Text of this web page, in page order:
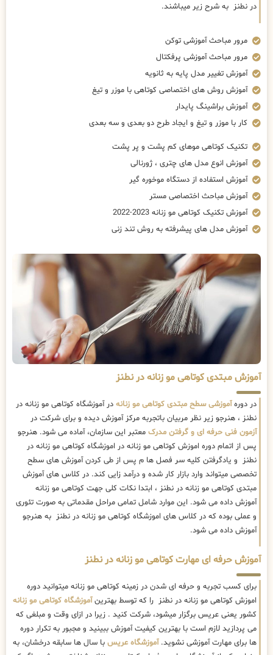
در نطنز به شرح زیر میباشند.
مرور مباحث آموزشی توکن
مرور مباحث آموزشی پرفکتال
آموزش تغییر مدل پایه به ثانویه
آموزش روش های اختصاصی کوتاهی با موزر و تیغ
آموزش براشینگ پایدار
کار با موزر و تیغ و ایجاد طرح دو بعدی و سه بعدی
تکنیک کوتاهی موهای کم پشت و پر پشت
آموزش انوع مدل های چتری ، ژورنالی
آموزش استفاده از دستگاه موخوره گیر
آموزش مباحث اختصاصی مستر
آموزش تکنیک کوتاهی مو زنانه 2023-2022
آموزش مدل های پیشرفته به روش تند زنی
آموزش مبتدی کوتاهی مو زنانه در نطنز
در دورهآموزشی سطح مبتدی کوتاهی مو زنانه در آموزشگاه کوتاهی مو زنانه در
نطنز ، هنرجو زیر نظر مربیان باتجربه مرکز آموزش دیده و برای شرکت در
آزمون فنی حرفه ای و گرفتن مدرک معتبر این سازمان، آماده می شود. هنرجو
پس از اتمام دوره اموزش کوتاهی مو زنانه در اموزشگاه کوتاهی مو زنانه در
نطنز و یادگرفتن کلیه سر فصل ها م پس از طی کردن آموزش های سطح
تخصصی میتواند وارد بازار کار شده و درآمد زایی کند. در کلاس های آموزش
مبتدی کوتاهی مو زنانه در نطنز ، ابتدا نکات کلی جهت کوتاهی مو زنانه
آموزش داده می شود. این موارد شامل تمامی مراحل مقدماتی به صورت تئوری
و عملی بوده که در کلاس های اموزشگاه کوتاهی مو زنانه در نطنز به هنرجو
آموزش داده می شود.
آموزش حرفه ای مهارت کوتاهی مو زنانه در نطنز
برای کسب تجربه و حرفه ای شدن در زمینه کوتاهی مو زنانه میتوانید دوره
اموزش کوتاهی مو زنانه در نطنز را که توسط بهترینآموزشگاه کوتاهی مو زنانه
کشور یعنی عریس برگزار میشود، شرکت کنید . زیرا در ازای وقت و مبلغی که
می پردازید لازم است با بهترین کیفیت آموزش ببینید و مجبور به تکرار دوره
ها برای مهارت آموزشی نشوید.آموزشگاه عریس با سال ها سابقه درخشان، به